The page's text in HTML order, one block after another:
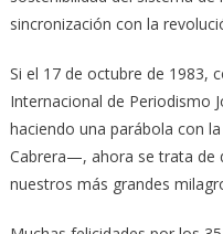
sincronización con la
Si el 17 de octubre de 1983,
Internacional de Periodismo
haciendo una parábola con
Cabrera—, ahora se trata de
nuestros más grandes